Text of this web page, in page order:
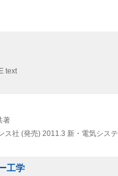
text
著
ス社 (発売) 2011.3 新・電気シス
工学